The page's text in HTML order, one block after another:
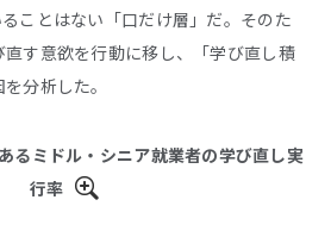
ことはない「口だけ層」だ。そのた
す意欲を行動に移し、「学び直し積
分析した。
るミドル・シニア就業者の学び直し実
行率